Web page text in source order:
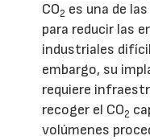
CO2 es una de
para reducir las
industriales
embargo, su
requiere
recoger el CO2
volúmenes